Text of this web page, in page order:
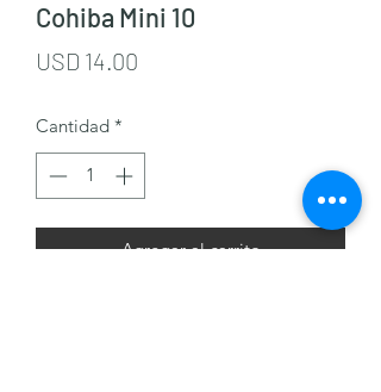
Cohiba Mini 10
USD 14.00
Cantidad *
Agregar al carrito